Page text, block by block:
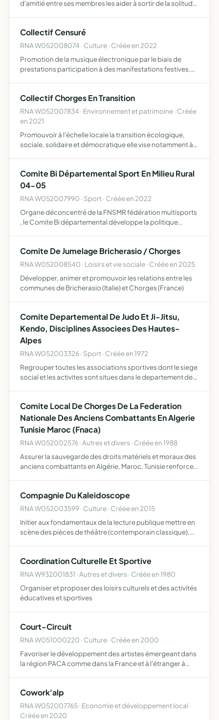
d'amitié entre ses membres les aider à sortir de la solitude
Collectif Censuré
RNA W052008074 · Culture · Créée en 2022
Promotion de la musique électronique par le biais de
prestations participation à des manifestations festives,
Collectif Chorges En Transition
RNA W052007834 · Environnement et patrimoine · Créée
en 2021
Promouvoir à l'échelle locale la transition écologique,
sociale, solidaire et démocratique elle vise notamment à
Comite Bi Départemental Sport En Milieu Rural
04-05
RNA W052007990 · Sport · Créée en 2022
Organe déconcentré de la FNSMR fédération multisports
, le Comite Bi départemental développe la politique
t…
Comite De Jumelage Bricherasio / Chorges
RNA W052008540 · Loisirs et vie sociale · Créée en 2025
Développer, animer et promouvoir les relations entre les
communes de Bricherasio (Italie) et Chorges (France)
Comite Departemental De Judo Et Ji-Jitsu,
Kendo, Disciplines Associees Des Hautes-
Alpes
RNA W052003326 · Sport · Créée en 1972
Regrouper toutes les associations sportives dont le siege
social et les activites sont situes dans le departement des
Comite Local De Chorges De La Federation
Nationale Des Anciens Combattants En Algerie
Tunisie Maroc (Fnaca)
RNA W052002576 · Autres et divers · Créée en 1988
Assurer la sauvegarde des droits matériels et moraux des
anciens combattants en Algérie, Maroc, Tunisie renforcer
Compagnie Du Kaleidoscope
RNA W052003599 · Culture · Créée en 2015
Initier aux fondamentaux de la lecture publique mettre en
scène des pièces de théâtre (contemporain classique),
Coordination Culturelle Et Sportive
RNA W932001831 · Autres et divers · Créée en 1980
Organiser et proposer des loisirs culturels et des activités
éducatives et sportives
Court-Circuit
RNA W051000220 · Culture · Créée en 2000
Favoriser le développement des artistes émergeant dans
la région PACA comme dans la France et à l'étranger à
spectacles vivants uniqueme…
Cowork'alp
RNA W052007765 · Economie et développement local ·
Créée en 2020